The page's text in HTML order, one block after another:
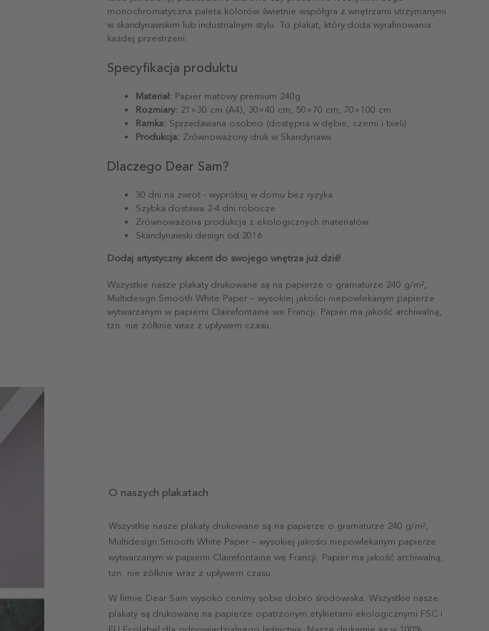
monochromatyczna paleta kolorów świetnie współgra z wnętrzami utrzymanymi
w skandynawskim lub industrialnym stylu. To plakat, który doda wyrafinowania
każdej przestrzeni.
Specyfikacja produktu
Materiał: Papier matowy premium 240g
Rozmiary: 21×30 cm (A4), 30×40 cm, 50×70 cm, 70×100 cm
Ramka: Sprzedawana osobno (dostępna w dębie, czerni i bieli)
Produkcja: Zrównoważony druk w Skandynawii
Dlaczego Dear Sam?
30 dni na zwrot - wypróbuj w domu bez ryzyka
Szybka dostawa 2-4 dni robocze
Zrównoważona produkcja z ekologicznych materiałów
Skandynawski design od 2016
Dodaj artystyczny akcent do swojego wnętrza już dziś!
Wszystkie nasze plakaty drukowane są na papierze o gramaturze 240 g/m²,
Multidesign Smooth White Paper – wysokiej jakości niepowlekanym papierze
wytwarzanym w papierni Clairefontaine we Francji. Papier ma jakość archiwalną,
tzn. nie żółknie wraz z upływem czasu.
O naszych plakatach
Wszystkie nasze plakaty drukowane są na papierze o gramaturze 240 g/m²,
Multidesign Smooth White Paper – wysokiej jakości niepowlekanym papierze
wytwarzanym w papierni Clairefontaine we Francji. Papier ma jakość archiwalną,
tzn. nie żółknie wraz z upływem czasu.
W firmie Dear Sam wysoko cenimy sobie dobro środowiska. Wszystkie nasze
plakaty są drukowane na papierze opatrzonym etykietami ekologicznymi FSC i